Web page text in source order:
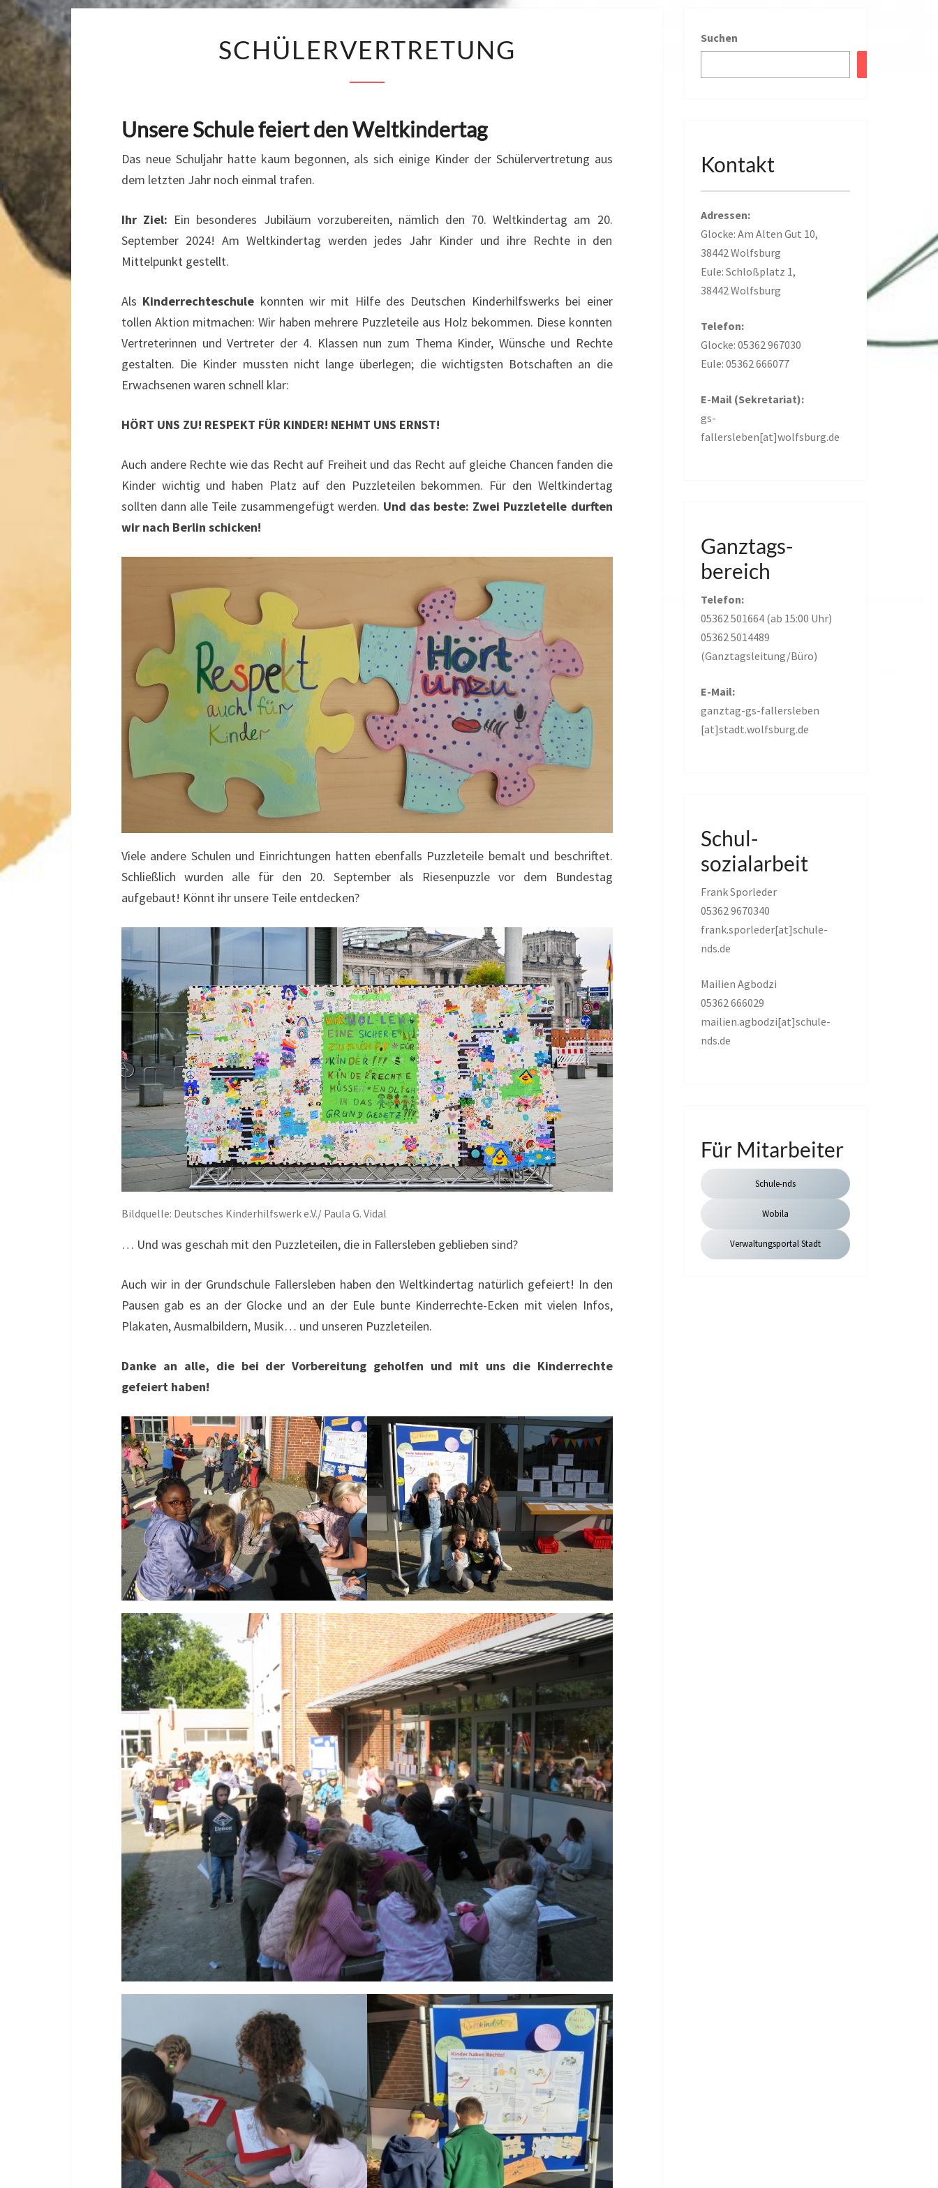
SCHÜLERVERTRETUNG
Unsere Schule feiert den Weltkindertag
Das neue Schuljahr hatte kaum begonnen, als sich einige Kinder der Schülervertretung aus
dem letzten Jahr noch einmal trafen.
Ihr Ziel: Ein besonderes Jubiläum vorzubereiten, nämlich den 70. Weltkindertag am 20.
September 2024! Am Weltkindertag werden jedes Jahr Kinder und ihre Rechte in den
Mittelpunkt gestellt.
Als Kinderrechteschule konnten wir mit Hilfe des Deutschen Kinderhilfswerks bei einer
tollen Aktion mitmachen: Wir haben mehrere Puzzleteile aus Holz bekommen. Diese konnten
Vertreterinnen und Vertreter der 4. Klassen nun zum Thema Kinder, Wünsche und Rechte
gestalten. Die Kinder mussten nicht lange überlegen; die wichtigsten Botschaften an die
Erwachsenen waren schnell klar:
HÖRT UNS ZU! RESPEKT FÜR KINDER! NEHMT UNS ERNST!
Auch andere Rechte wie das Recht auf Freiheit und das Recht auf gleiche Chancen fanden die
Kinder wichtig und haben Platz auf den Puzzleteilen bekommen. Für den Weltkindertag
sollten dann alle Teile zusammengefügt werden. Und das beste: Zwei Puzzleteile durften
wir nach Berlin schicken!
Viele andere Schulen und Einrichtungen hatten ebenfalls Puzzleteile bemalt und beschriftet.
Schließlich wurden alle für den 20. September als Riesenpuzzle vor dem Bundestag
aufgebaut! Könnt ihr unsere Teile entdecken?
Bildquelle: Deutsches Kinderhilfswerk e.V./ Paula G. Vidal
… Und was geschah mit den Puzzleteilen, die in Fallersleben geblieben sind?
Auch wir in der Grundschule Fallersleben haben den Weltkindertag natürlich gefeiert! In den
Pausen gab es an der Glocke und an der Eule bunte Kinderrechte-Ecken mit vielen Infos,
Plakaten, Ausmalbildern, Musik… und unseren Puzzleteilen.
Danke an alle, die bei der Vorbereitung geholfen und mit uns die Kinderrechte
gefeiert haben!
Suchen
Kontakt
Adressen:
Glocke: Am Alten Gut 10,
38442 Wolfsburg
Eule: Schloßplatz 1,
38442 Wolfsburg
Telefon:
Glocke: 05362 967030
Eule: 05362 666077
E-Mail (Sekretariat):
gs-
fallersleben[at]wolfsburg.de
Ganztags-
bereich
Telefon:
05362 501664 (ab 15:00 Uhr)
05362 5014489
(Ganztagsleitung/Büro)
E-Mail:
ganztag-gs-fallersleben
[at]stadt.wolfsburg.de
Schul-
sozialarbeit
Frank Sporleder
05362 9670340
frank.sporleder[at]schule-
nds.de
Mailien Agbodzi
05362 666029
mailien.agbodzi[at]schule-
nds.de
Für Mitarbeiter
Schule-nds
Wobila
Verwaltungsportal Stadt